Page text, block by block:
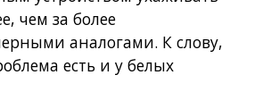
чем за более
аналогами. К слову,
есть и у белых